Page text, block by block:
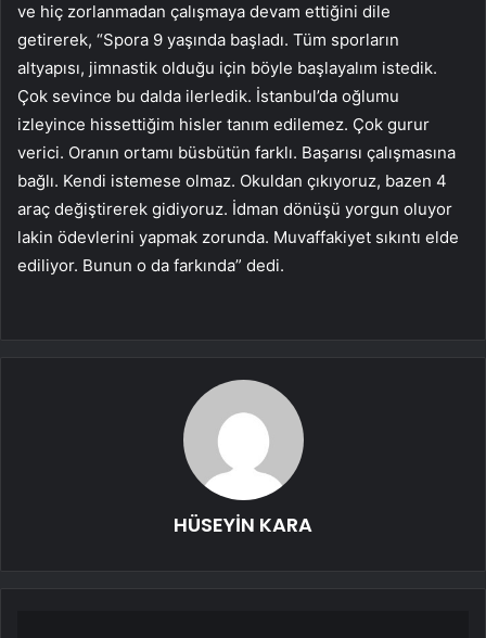
ve hiç zorlanmadan çalışmaya devam ettiğini dile
getirerek, “Spora 9 yaşında başladı. Tüm sporların
altyapısı, jimnastik olduğu için böyle başlayalım istedik.
Çok sevince bu dalda ilerledik. İstanbul’da oğlumu
izleyince hissettiğim hisler tanım edilemez. Çok gurur
verici. Oranın ortamı büsbütün farklı. Başarısı çalışmasına
bağlı. Kendi istemese olmaz. Okuldan çıkıyoruz, bazen 4
araç değiştirerek gidiyoruz. İdman dönüşü yorgun oluyor
lakin ödevlerini yapmak zorunda. Muvaffakiyet sıkıntı elde
ediliyor. Bunun o da farkında” dedi.
HÜSEYİN KARA